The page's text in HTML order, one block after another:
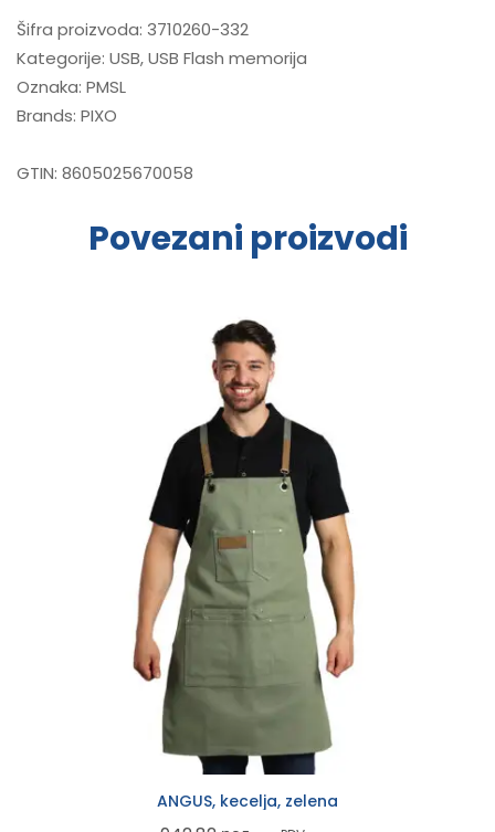
Šifra proizvoda: 3710260-332
Kategorije: USB,USB Flash memorija
Oznaka: PMSL
Brands: PIXO
GTIN: 8605025670058
Povezani proizvodi
ANGUS, kecelja, zelena